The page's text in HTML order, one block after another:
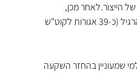
הייצור.לאחר מכן,
ממשיכים ליהנות מהתעריף הרגיל (כ-39 אגורות לקוט"ש
שמעוניין בהחזר השקעה